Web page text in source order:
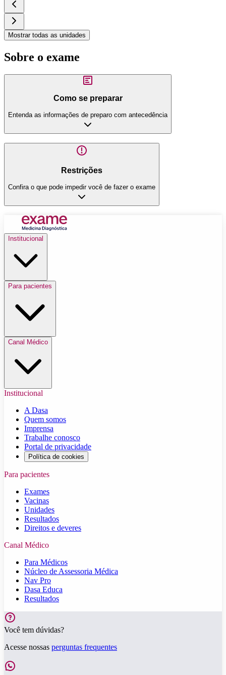
Mostrar todas as unidades
Sobre o exame
Como se preparar
Entenda as informações de preparo com antecedência
Restrições
Confira o que pode impedir você de fazer o exame
Institucional
Para pacientes
Canal Médico
Institucional
A Dasa
Quem somos
Imprensa
Trabalhe conosco
Portal de privacidade
Política de cookies
Para pacientes
Exames
Vacinas
Unidades
Resultados
Direitos e deveres
Canal Médico
Para Médicos
Núcleo de Assessoria Médica
Nav Pro
Dasa Educa
Resultados
Você tem dúvidas?
Acesse nossas perguntas frequentes